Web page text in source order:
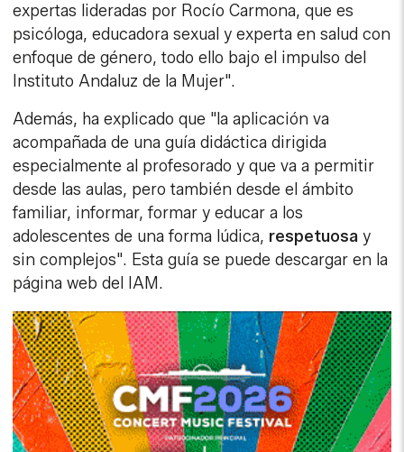
expertas lideradas por Rocío Carmona, que es
psicóloga, educadora sexual y experta en salud con
enfoque de género, todo ello bajo el impulso del
Instituto Andaluz de la Mujer".
Además, ha explicado que "la aplicación va
acompañada de una guía didáctica dirigida
especialmente al profesorado y que va a permitir
desde las aulas, pero también desde el ámbito
familiar, informar, formar y educar a los
adolescentes de una forma lúdica, respetuosay
sin complejos". Esta guía se puede descargar en la
página web del IAM.